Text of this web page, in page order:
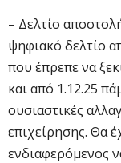
– Δελτίο
ψηφιακό δελτίο
που έπρεπε να
και από 1.12.25
ουσιαστικές
επιχείρησης. Θα
ενδιαφερόμενος